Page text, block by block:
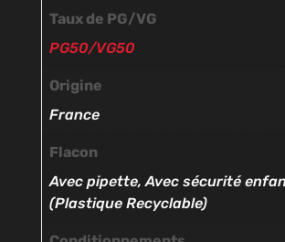
Taux de PG/VG
PG50/VG50
Origine
France
Flacon
Avec pipette, Avec sécurité
(Plastique Recyclable)